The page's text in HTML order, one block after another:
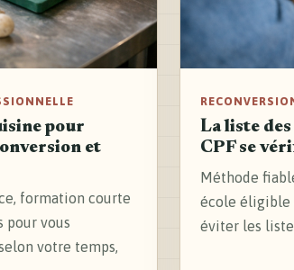
pour
et
formation courte
pour vous
votre temps,
La liste
CPF se
Méthode
école éligible
éviter les